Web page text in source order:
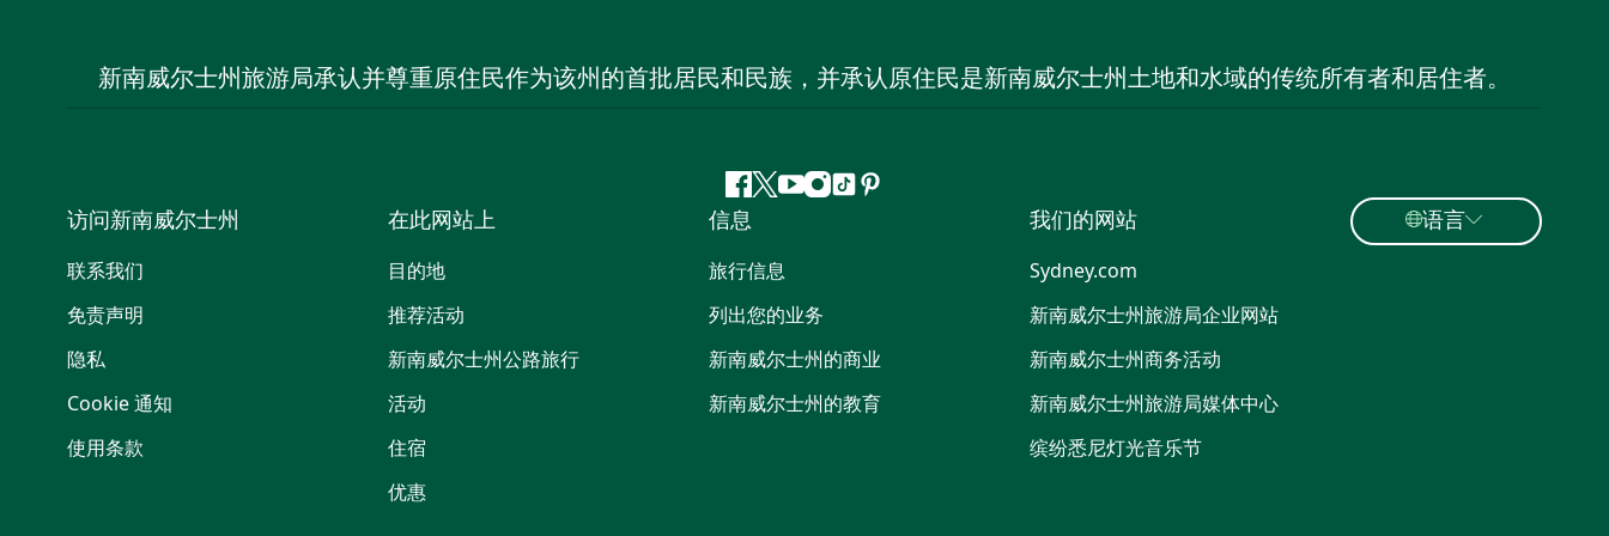
新南威尔士州旅游局承认并尊重原住民作为该州的首批居民和民族，并承认原住民是新南威尔士州土地和水域的传统所有者和居住者。
Facebook
叽
喳
喳
YouTube
Instagram
抖 Pinterest
访问新南威尔士州
联系我们
免责声明
隐私
Cookie 通知
使用条款
在此网站上
目的地
推荐活动
新南威尔士州公路旅行
活动
住宿
优惠
信息
旅行信息
列出您的业务
新南威尔士州的商业
新南威尔士州的教育
我们的网站
Sydney.com
新南威尔士州旅游局企业网站
新南威尔士州商务活动
新南威尔士州旅游局媒体中心
缤纷悉尼灯光音乐节
语言